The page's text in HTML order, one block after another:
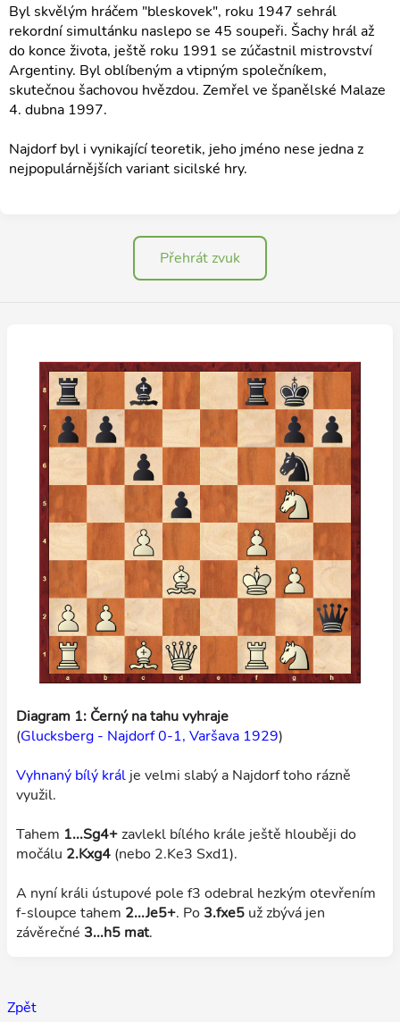
Byl skvělým hráčem "bleskovek", roku 1947 sehrál
rekordní simultánku naslepo se 45 soupeři. Šachy hrál až
do konce života, ještě roku 1991 se zúčastnil mistrovství
Argentiny. Byl oblíbeným a vtipným společníkem,
skutečnou šachovou hvězdou. Zemřel ve španělské Malaze
4. dubna 1997.
Najdorf byl i vynikající teoretik, jeho jméno nese jedna z
nejpopulárnějších variant sicilské hry.
Přehrát zvuk
Diagram 1: Černý na tahu vyhraje
(Glucksberg - Najdorf 0-1, Varšava 1929)
Vyhnaný bílý král je velmi slabý a Najdorf toho rázně
využil.
Tahem 1...Sg4+zavlekl bílého krále ještě hlouběji do
močálu 2.Kxg4 (nebo 2.Ke3 Sxd1).
A nyní králi ústupové pole f3 odebral hezkým otevřením
f-sloupce tahem 2...Je5+. Po 3.fxe5 už zbývá jen
závěrečné 3...h5 mat.
Zpět